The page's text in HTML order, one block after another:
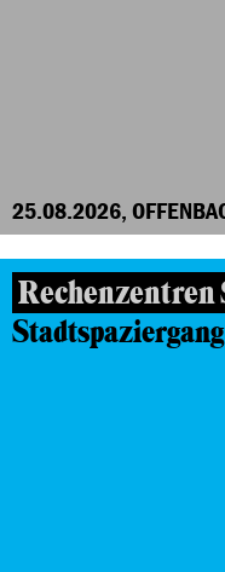
25.08.2026,
Rechenzentren
Stadtspaziergang